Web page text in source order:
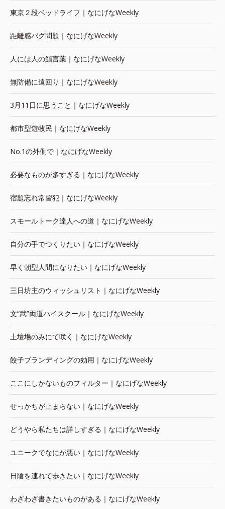
東京２段ベッドライフ｜なにげなWeekly
距離感バグ問題｜なにげなWeekly
人には人の鮨言葉｜なにげなWeekly
無防備に遠回り｜なにげなWeekly
3月11日に思うこと｜なにげなWeekly
都市型遊牧民｜なにげなWeekly
No.1の外側で｜なにげなWeekly
必要なものが多すぎる｜なにげなWeekly
宿題忘れ常習犯｜なにげなWeekly
スモールトーク達人への道｜なにげなWeekly
自分の手でつくりたい｜なにげなWeekly
早く朝型人間になりたい｜なにげなWeekly
三日坊主のウィッシュリスト｜なにげなWeekly
文“武”両道ハイスクール｜なにげなWeekly
土壇場のみにて咲く｜なにげなWeekly
餃子ブランディングの効用｜なにげなWeekly
ここにしかないものフィルター｜なにげなWeekly
せっかちが止まらない｜なにげなWeekly
どうやら私たちは詳しすぎる｜なにげなWeekly
ユニークでなにが悪い｜なにげなWeekly
日陰を連れて歩きたい｜なにげなWeekly
わざわざ書きたいものがある｜なにげなWeekly